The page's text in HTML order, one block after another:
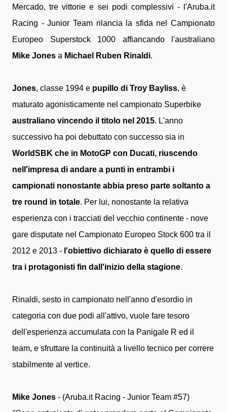
Mercado, tre vittorie e sei podi complessivi - l'Aruba.it
Racing - Junior Team rilancia la sfida nel Campionato
Europeo Superstock 1000 affiancando l'australiano
Mike Jones a Michael Ruben Rinaldi.
Jones, classe 1994 e pupillo di Troy Bayliss, è
maturato agonisticamente nel campionato Superbike
australiano vincendo il titolo nel 2015. L'anno
successivo ha poi debuttato con successo sia in
WorldSBK che in MotoGP con Ducati, riuscendo
nell'impresa di andare a punti in entrambi i
campionati nonostante abbia preso parte soltanto a
tre round in totale. Per lui, nonostante la relativa
esperienza con i tracciati del vecchio continente - nove
gare disputate nel Campionato Europeo Stock 600 tra il
2012 e 2013 - l'obiettivo dichiarato è quello di essere
tra i protagonisti fin dall'inizio della stagione.
Rinaldi, sesto in campionato nell'anno d'esordio in
categoria con due podi all'attivo, vuole fare tesoro
dell'esperienza accumulata con la Panigale R ed il
team, e sfruttare la continuità a livello tecnico per correre
stabilmente al vertice.
Mike Jones - (Aruba.it Racing - Junior Team #57)